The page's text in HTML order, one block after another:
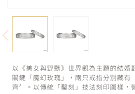
以《美女與野獸》世界觀為主題的結婚
關鍵「魔幻玫瑰」，兩只戒指分別藏有
齊〞。以傳統「鑿刻」技法刻印圖樣，